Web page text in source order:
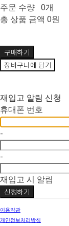
주문 수량 0개
총 상품 금액 0원
구매하기
장바구니에 담기
재입고 알림 신청
휴대폰 번호
-
-
재입고 시 알림
신청하기
이용약관
개인정보처리방침